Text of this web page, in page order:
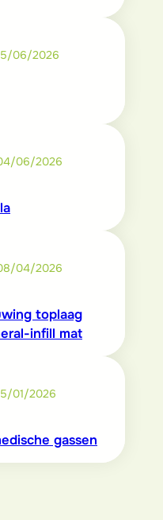
06/2026
06/2026
04/2026
toplaag
infill mat
01/2026
gassen